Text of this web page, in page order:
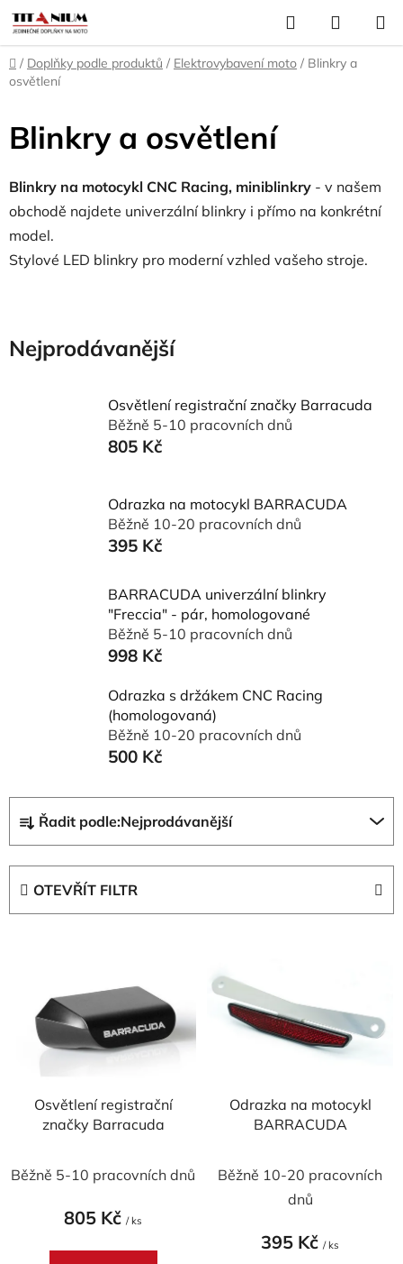
Přejít
na
obsah
Hledat
KOŠÍK
Domů
/ Doplňky podle produktů / Elektrovybavení moto / Blinkry a
osvětlení
Blinkry a osvětlení
Blinkry na motocykl CNC Racing, miniblinkry - v našem
obchodě najdete univerzální blinkry i přímo na konkrétní
model.
Stylové LED blinkry pro moderní vzhled vašeho stroje.
Nejprodávanější
Osvětlení registrační značky Barracuda
Běžně 5-10 pracovních dnů
805 Kč
Odrazka na motocykl BARRACUDA
Běžně 10-20 pracovních dnů
395 Kč
BARRACUDA univerzální blinkry
"Freccia" - pár, homologované
Běžně 5-10 pracovních dnů
998 Kč
Odrazka s držákem CNC Racing
(homologovaná)
Běžně 10-20 pracovních dnů
500 Kč
a
z
Řadit podle:Nejprodávanější
OTEVŘÍT FILTR
k
Osvětlení registrační
značky Barracuda
Běžně 5-10 pracovních dnů
805 Kč / ks
Odrazka na motocykl
BARRACUDA
Běžně 10-20 pracovních
dnů
395 Kč / ks